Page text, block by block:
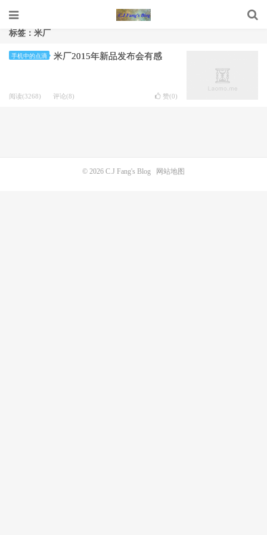
标签：米厂
手机中的点滴 米厂2015年新品发布会有感
阅读(3268) 评论(8) 赞(0)
© 2026 C.J Fang's Blog 网站地图